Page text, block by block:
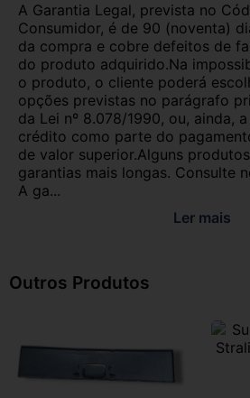
A Garantia Legal, prevista no
Consumidor, é de 90 (noventa)
da compra e cobre defeitos de
do produto adquirido.Na
o produto, o cliente poderá
opções previstas no parágrafo
da Lei nº 8.078/1990, ou, ainda,
crédito como parte do
de valor superior.Alguns
garantias mais longas. Consulte
A ga...
Ler mais
Outros Produtos